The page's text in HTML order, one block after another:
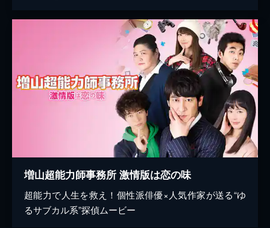
増山超能力師事務所 激情版は恋の味
超能力で人生を救え！個性派俳優×人気作家が送る“ゆ
るサブカル系”探偵ムービー